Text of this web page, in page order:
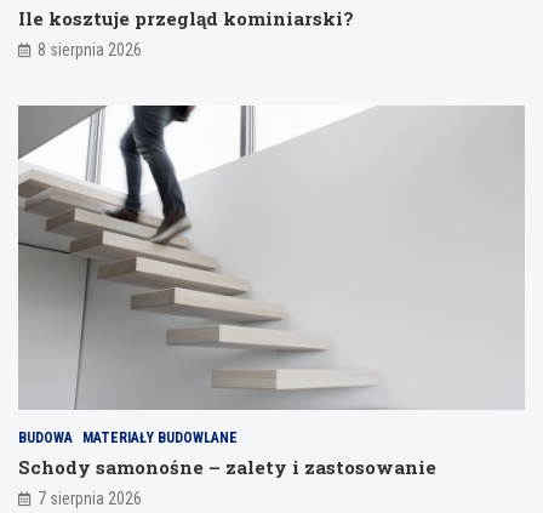
a
Ile kosztuje przegląd kominiarski?
8 sierpnia 2026
BUDOWA MATERIAŁY BUDOWLANE
Schody samonośne – zalety i zastosowanie
7 sierpnia 2026